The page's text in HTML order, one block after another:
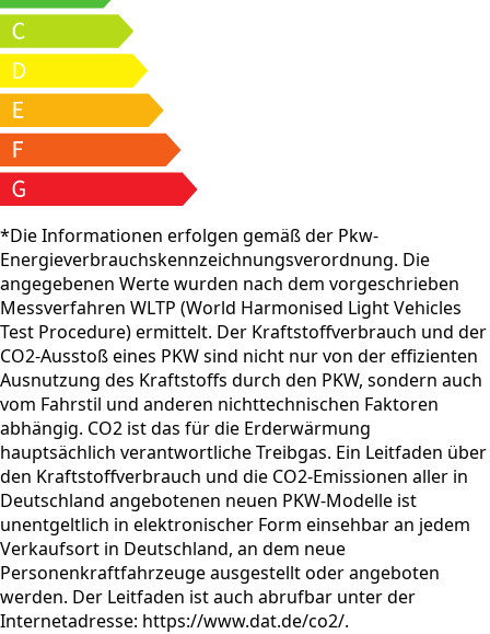
*Die Informationen erfolgen gemäß der Pkw-
Energieverbrauchskennzeichnungsverordnung. Die
angegebenen Werte wurden nach dem vorgeschrieben
Messverfahren WLTP (World Harmonised Light Vehicles
Test Procedure) ermittelt. Der Kraftstoffverbrauch und der
CO2-Ausstoß eines PKW sind nicht nur von der effizienten
Ausnutzung des Kraftstoffs durch den PKW, sondern auch
vom Fahrstil und anderen nichttechnischen Faktoren
abhängig. CO2 ist das für die Erderwärmung
hauptsächlich verantwortliche Treibgas. Ein Leitfaden über
den Kraftstoffverbrauch und die CO2-Emissionen aller in
Deutschland angebotenen neuen PKW-Modelle ist
unentgeltlich in elektronischer Form einsehbar an jedem
Verkaufsort in Deutschland, an dem neue
Personenkraftfahrzeuge ausgestellt oder angeboten
werden. Der Leitfaden ist auch abrufbar unter der
Internetadresse: https://www.dat.de/co2/.